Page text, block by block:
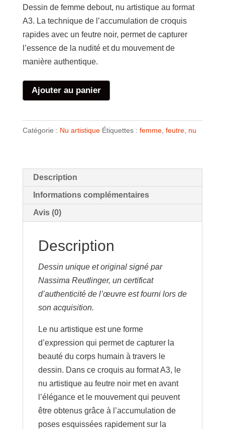
Dessin de femme debout, nu artistique au format
A3. La technique de l’accumulation de croquis
rapides avec un feutre noir, permet de capturer
l’essence de la nudité et du mouvement de
manière authentique.
quantité
de
de
04-
1120
Ajouter au panier
Catégorie : Nu artistique Étiquettes : femme, feutre, nu
Description
Informations complémentaires
Avis (0)
Description
Dessin unique et original signé par
Nassima Reutlinger, un certificat
d’authenticité de l’œuvre est fourni lors de
son acquisition.
Le nu artistique est une forme
d’expression qui permet de capturer la
beauté du corps humain à travers le
dessin. Dans ce croquis au format A3, le
nu artistique au feutre noir met en avant
l’élégance et le mouvement qui peuvent
être obtenus grâce à l’accumulation de
poses esquissées rapidement sur la